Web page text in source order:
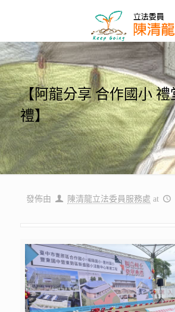
【阿龍分享 合作國小 禮
禮】
發佈由 陳清龍立法委員服務處 at